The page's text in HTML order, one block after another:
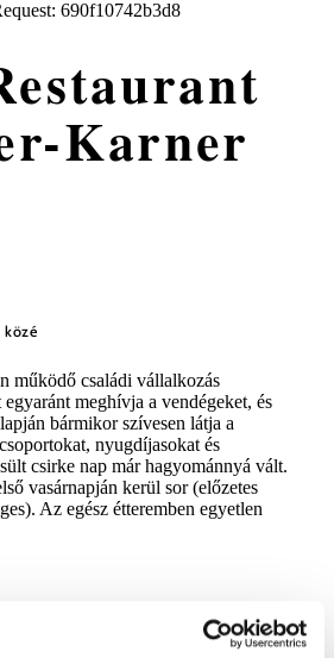
690f10742b3d8
Karner
közé
működő családi vállalkozás
meghívja a vendégeket, és
bármikor szívesen látja a
nyugdíjasokat és
csirke nap már hagyománnyá vált.
vasárnapján kerül sor (előzetes
Az egész étteremben egyetlen